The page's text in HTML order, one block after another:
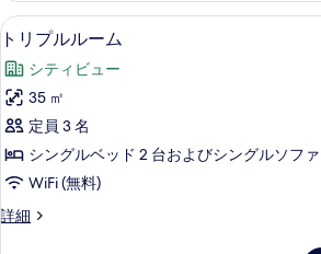
示
す
る
用)
の
す
べ
て
の
写
真
ム
(1
様
利
の
詳
細
ト
リ
プ
ル
ル
ー
ム
の
トリプル
7
トリプルルーム
シティビュー
35 ㎡
定員 3 名
シングルベッド 2 台およびシングルソフ
WiFi (無料)
詳細
ト